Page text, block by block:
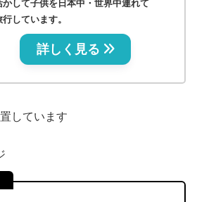
かして子供を日本中・世界中連れて
行しています。
詳しく見る
しています